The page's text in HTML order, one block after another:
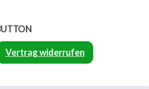
Vertrag widerrufen